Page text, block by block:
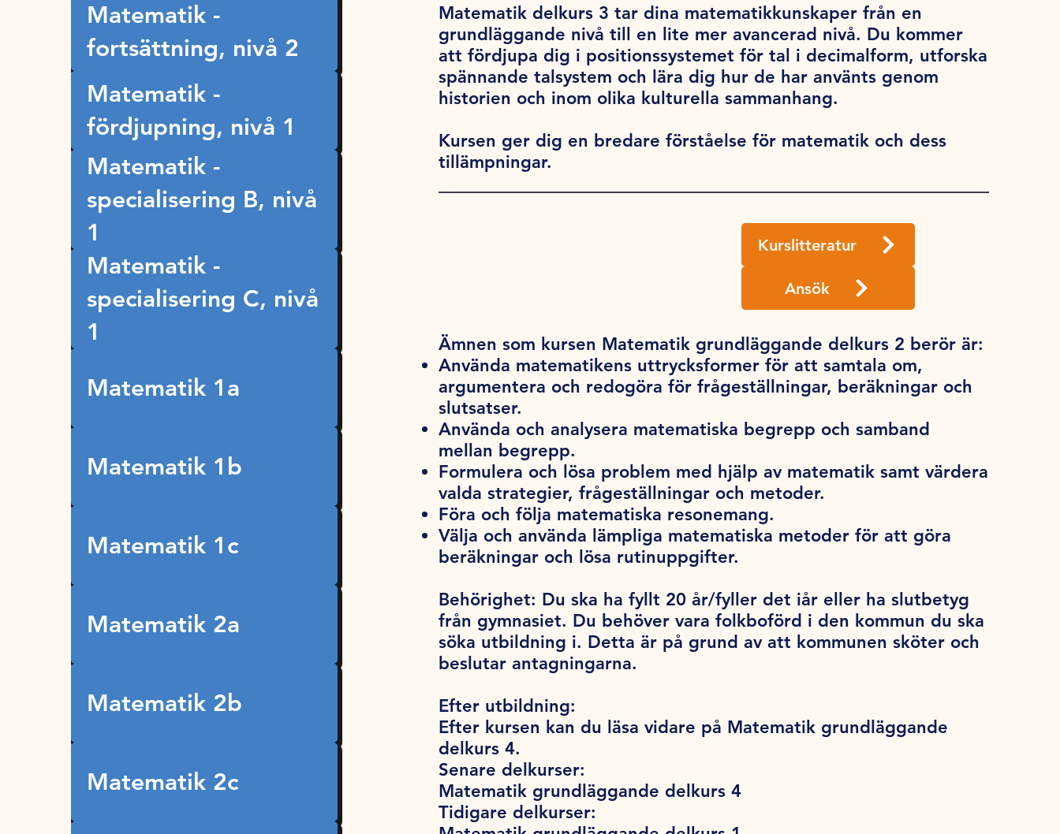
Matematik -
fortsättning, nivå 2
Matematik -
fördjupning, nivå 1
Matematik -
specialisering B, nivå
1
Matematik -
specialisering C, nivå
1
Matematik 1a
Matematik 1b
Matematik 1c
Matematik 2a
Matematik 2b
Matematik 2c
Matematik delkurs 3 tar dina matematikkunskaper från en
grundläggande nivå till en lite mer avancerad nivå. Du kommer
att fördjupa dig i positionssystemet för tal i decimalform, utforska
spännande talsystem och lära dig hur de har använts genom
historien och inom olika kulturella sammanhang.
Kursen ger dig en bredare förståelse för matematik och dess
tillämpningar.
Kurslitteratur
Ansök
Ämnen som kursen Matematik grundläggande delkurs 2 berör är:
Använda matematikens uttrycksformer för att samtala om,
argumentera och redogöra för frågeställningar, beräkningar och
slutsatser.
Använda och analysera matematiska begrepp och samband
mellan begrepp.
Formulera och lösa problem med hjälp av matematik samt värdera
valda strategier, frågeställningar och metoder.
Föra och följa matematiska resonemang.
Välja och använda lämpliga matematiska metoder för att göra
beräkningar och lösa rutinuppgifter.
Behörighet: Du ska ha fyllt 20 år/fyller det iår eller ha slutbetyg
från gymnasiet. Du behöver vara folkboförd i den kommun du ska
söka utbildning i. Detta är på grund av att kommunen sköter och
beslutar antagningarna.
Efter utbildning:
Efter kursen kan du läsa vidare på Matematik grundläggande
delkurs 4.
Senare delkurser:
Matematik grundläggande delkurs 4
Tidigare delkurser: